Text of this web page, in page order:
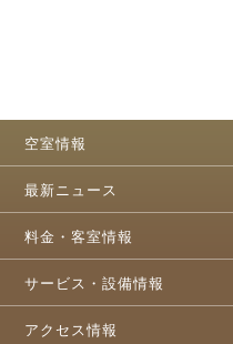
空室情報
最新ニュース
料金・客室情報
サービス・設備情報
アクセス情報